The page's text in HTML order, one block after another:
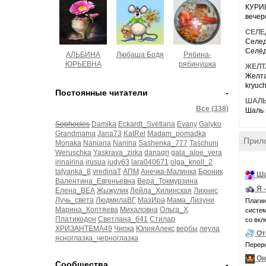
АЛЬБИНА
ЮРЬЕВНА
Любаша Бодя
Рябина-
рябинушка
-
Постоянные читатели
Все (338)
Sophocles Damika Eckardt_Svetlana Evany Galyko
Grandmama Jana73 KatRel
Madam_pomadka
Monaka Naniana Nanina Sashenka_777 Taschunj
Weruschka Yaskrava_zirka danagri gala_aloe_vera
irinairina irusua judy63 lara040671 olga_knoll_2
tatyanka_8 vredinaT АПМ Анечка-Малинка Броник
Валентина_Евгеньевна Вера_Токмурзина
Елена_ВЕА Жыжулик Лейла_Хилинская Лихнис
Лучь_света ЛюдмилаВГ МазИра Мама_Лизуни
Марина_Коптяева Михаловна Ольга_Х
Платикодон Светлана_641 Стилар
ХРИЗАНТЕМА49 Чипка ЮлияАлекс вербы леула
ясноглазка_черноглазка
Шаль
Я
со